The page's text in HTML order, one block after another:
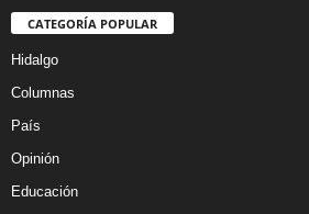
CATEGORÍA POPULAR
Hidalgo
Columnas
País
Opinión
Educación